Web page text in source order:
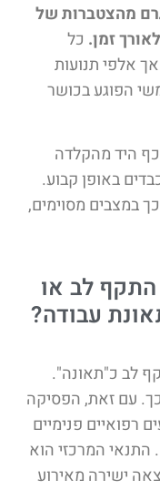
מהצטברות של
זמן. כל
אלפי תנועות
הפוגע בכושר
כף היד מהקלדה
באופן קבוע.
במצבים מסוימים,
לב או
עבודה?
לב כ"תאונה".
כך. עם זאת, הפסיקה
רפואיים פנימיים
התנאי המרכזי הוא
ישירה מאירוע